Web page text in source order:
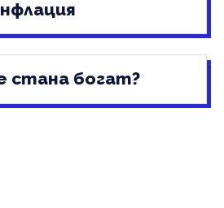
стана богат?